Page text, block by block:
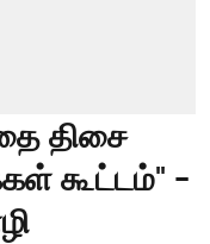
திசை
கூட்டம்" -